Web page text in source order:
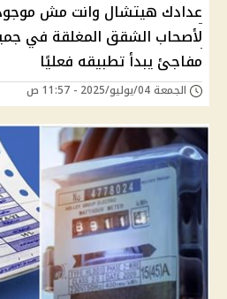
عدادك هيتشال وانت مش
لأصحاب الشقق المغلقة في
مفاجئ يبدأ تطبيقه فعليًا
الجمعة 04/يوليو/2025 - 11:57 ص